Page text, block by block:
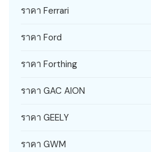
ราคา Ferrari
ราคา Ford
ราคา Forthing
ราคา GAC AION
ราคา GEELY
ราคา GWM